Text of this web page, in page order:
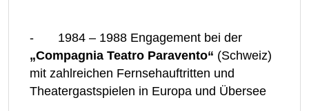
- 1984 – 1988 Engagement bei der
„Compagnia Teatro Paravento“ (Schweiz)
mit zahlreichen Fernsehauftritten und
Theatergastspielen in Europa und Übersee